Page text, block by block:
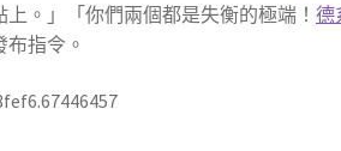
。」「你們兩個都是失衡的極端！德
布指令。